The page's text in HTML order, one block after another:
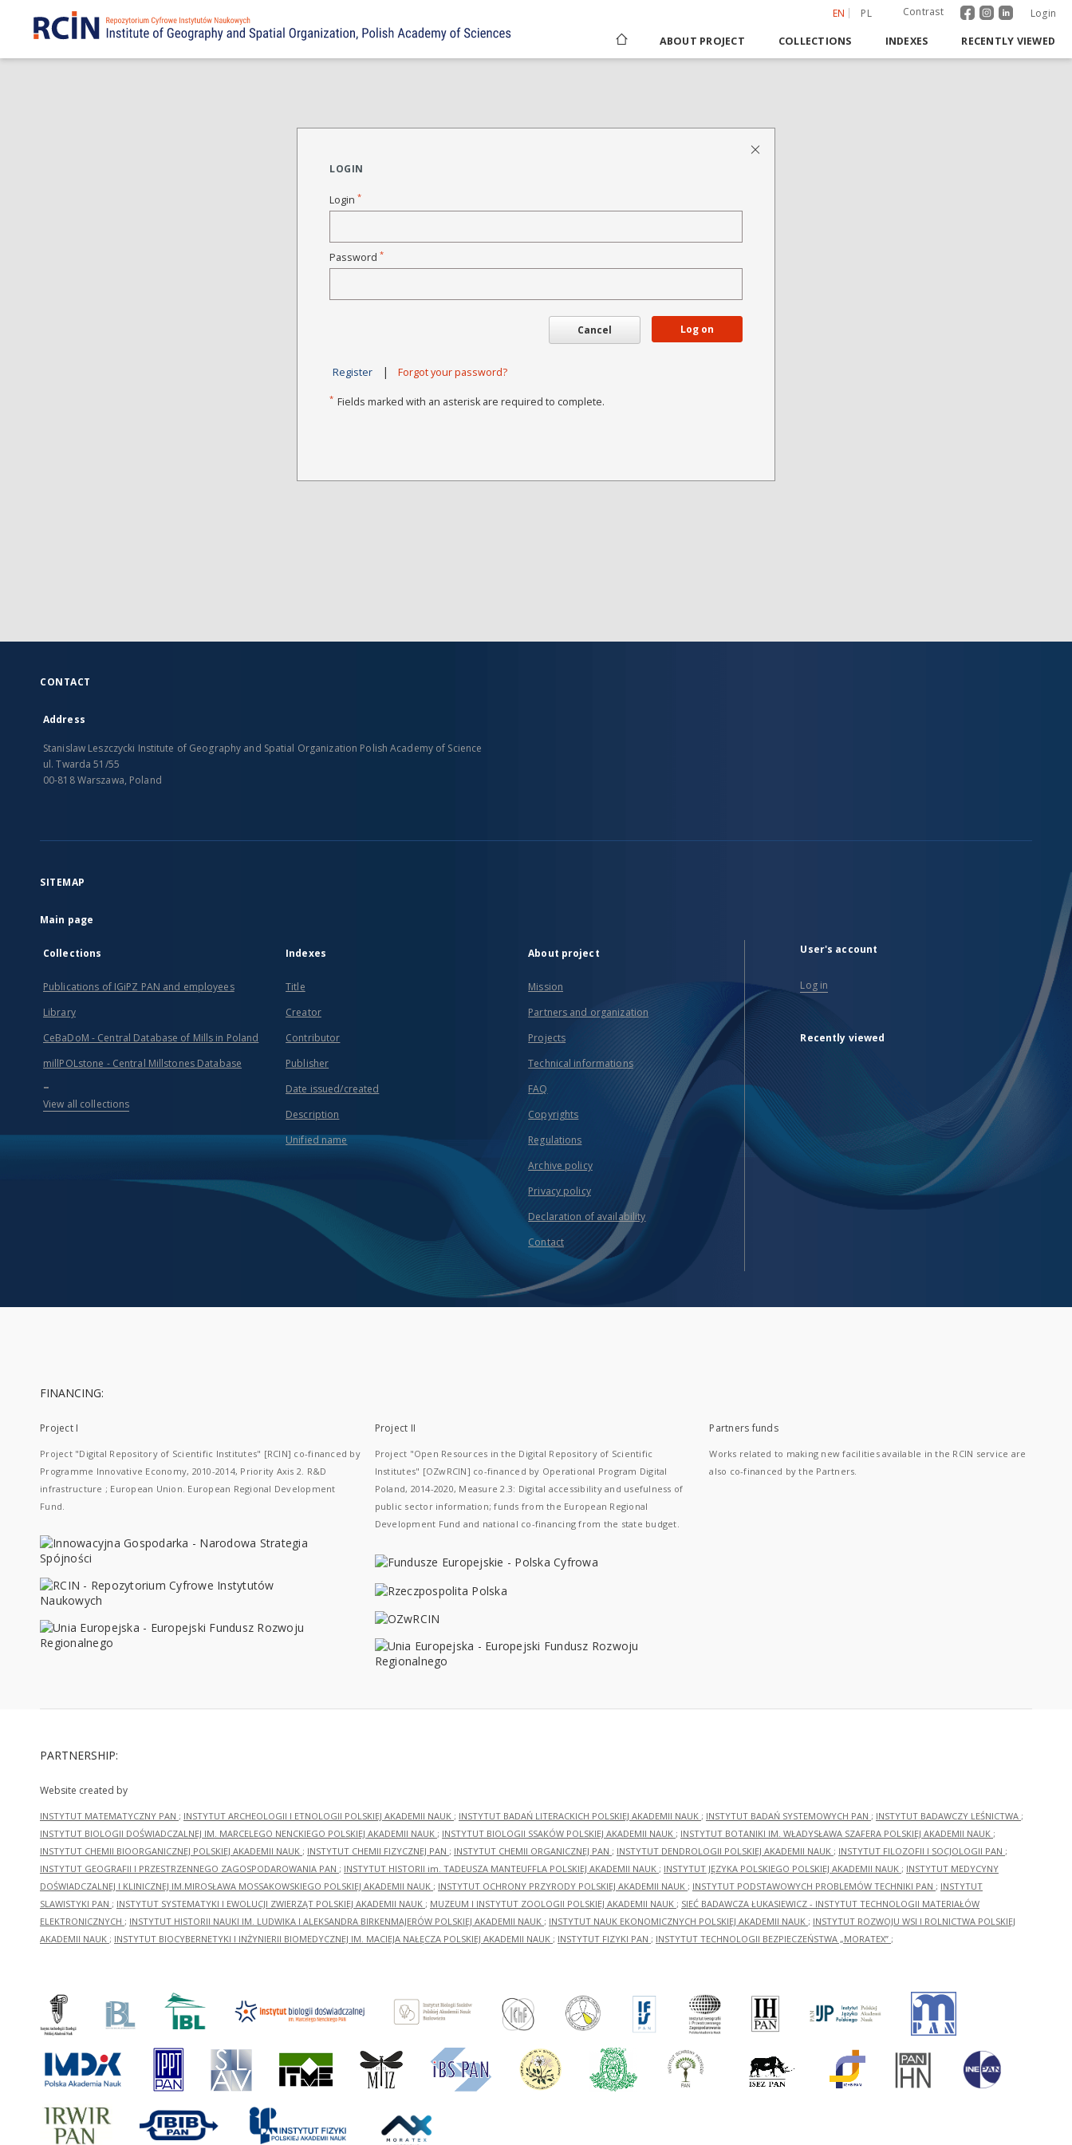
EN PL Contrast Login
ABOUT PROJECT COLLECTIONS INDEXES RECENTLY VIEWED
LOGIN
Login *
Password *
Cancel Log on
Register | Forgot your password?
* Fields marked with an asterisk are required to complete.
CONTACT
Address
Stanislaw Leszczycki Institute of Geography and Spatial Organization Polish Academy of Science
ul. Twarda 51/55
00-818 Warszawa, Poland
SITEMAP
Main page
Collections
Publications of IGiPZ PAN and employees
Library
CeBaDoM - Central Database of Mills in Poland
millPOLstone - Central Millstones Database
...
View all collections
Indexes
Title
Creator
Contributor
Publisher
Date issued/created
Description
Unified name
About project
Mission
Partners and organization
Projects
Technical informations
FAQ
Copyrights
Regulations
Archive policy
Privacy policy
Declaration of availability
Contact
User's account
Log in
Recently viewed
FINANCING:
Project I
Project "Digital Repository of Scientific Institutes" [RCIN] co-financed by
Programme Innovative Economy, 2010-2014, Priority Axis 2. R&D
infrastructure ; European Union. European Regional Development
Fund.
Project II
Project "Open Resources in the Digital Repository of Scientific
Institutes" [OZwRCIN] co-financed by Operational Program Digital
Poland, 2014-2020, Measure 2.3: Digital accessibility and usefulness of
public sector information; funds from the European Regional
Development Fund and national co-financing from the state budget.
Partners funds
Works related to making new facilities available in the RCIN service are
also co-financed by the Partners.
PARTNERSHIP:
Website created by
INSTYTUT MATEMATYCZNY PAN ; INSTYTUT ARCHEOLOGII I ETNOLOGII POLSKIEJ AKADEMII NAUK ; INSTYTUT BADAŃ LITERACKICH POLSKIEJ AKADEMII NAUK ; INSTYTUT BADAŃ SYSTEMOWYCH PAN ; INSTYTUT BADAWCZY LEŚNICTWA ;
INSTYTUT BIOLOGII DOŚWIADCZALNEJ IM. MARCELEGO NENCKIEGO POLSKIEJ AKADEMII NAUK ; INSTYTUT BIOLOGII SSAKÓW POLSKIEJ AKADEMII NAUK ; INSTYTUT BOTANIKI IM. WŁADYSŁAWA SZAFERA POLSKIEJ AKADEMII NAUK ;
INSTYTUT CHEMII BIOORGANICZNEJ POLSKIEJ AKADEMII NAUK ; INSTYTUT CHEMII FIZYCZNEJ PAN ; INSTYTUT CHEMII ORGANICZNEJ PAN ; INSTYTUT DENDROLOGII POLSKIEJ AKADEMII NAUK ; INSTYTUT FILOZOFII I SOCJOLOGII PAN ;
INSTYTUT GEOGRAFII I PRZESTRZENNEGO ZAGOSPODAROWANIA PAN ; INSTYTUT HISTORII im. TADEUSZA MANTEUFFLA POLSKIEJ AKADEMII NAUK ; INSTYTUT JĘZYKA POLSKIEGO POLSKIEJ AKADEMII NAUK ; INSTYTUT MEDYCYNY
DOŚWIADCZALNEJ I KLINICZNEJ IM.MIROSŁAWA MOSSAKOWSKIEGO POLSKIEJ AKADEMII NAUK ; INSTYTUT OCHRONY PRZYRODY POLSKIEJ AKADEMII NAUK ; INSTYTUT PODSTAWOWYCH PROBLEMÓW TECHNIKI PAN ; INSTYTUT
SLAWISTYKI PAN ; INSTYTUT SYSTEMATYKI I EWOLUCJI ZWIERZĄT POLSKIEJ AKADEMII NAUK ; MUZEUM I INSTYTUT ZOOLOGII POLSKIEJ AKADEMII NAUK ; SIEĆ BADAWCZA ŁUKASIEWICZ - INSTYTUT TECHNOLOGII MATERIAŁÓW
ELEKTRONICZNYCH ; INSTYTUT HISTORII NAUKI IM. LUDWIKA I ALEKSANDRA BIRKENMAJERÓW POLSKIEJ AKADEMII NAUK ; INSTYTUT NAUK EKONOMICZNYCH POLSKIEJ AKADEMII NAUK ; INSTYTUT ROZWOJU WSI I ROLNICTWA POLSKIEJ
AKADEMII NAUK ; INSTYTUT BIOCYBERNETYKI I INŻYNIERII BIOMEDYCZNEJ IM. MACIEJA NAŁĘCZA POLSKIEJ AKADEMII NAUK ; INSTYTUT FIZYKI PAN ; INSTYTUT TECHNOLOGII BEZPIECZEŃSTWA „MORATEX” ;